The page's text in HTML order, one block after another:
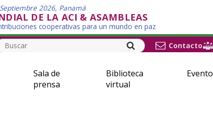
2026, Panamá
DE LA ACI & ASAMBLEAS
cooperativas para un mundo en paz
Contacto
Sala de
prensa
Biblioteca
virtual